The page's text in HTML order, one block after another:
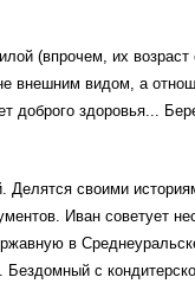
(впрочем, их возраст
внешним видом, а
доброго здоровья...
Делятся своими
Иван советует
в
с